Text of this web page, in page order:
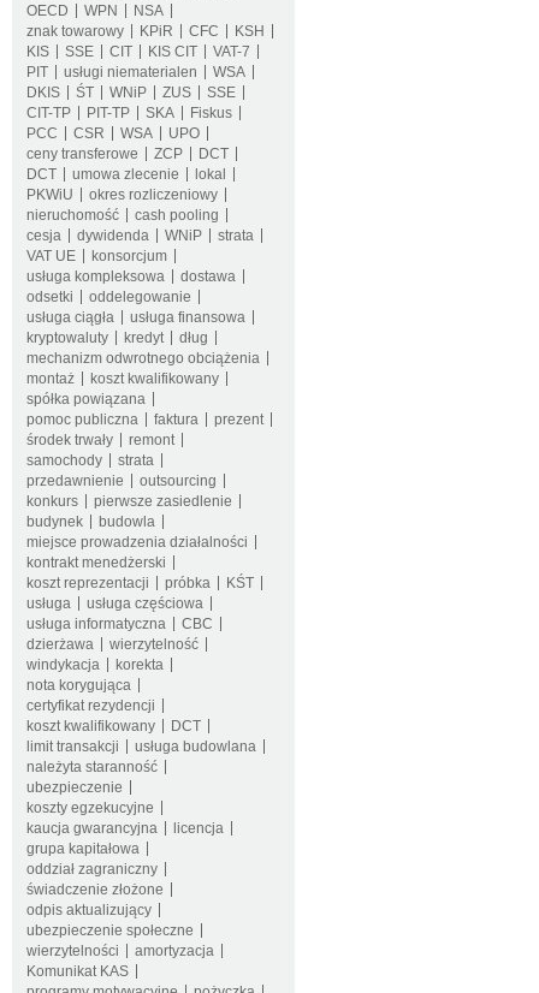
OECD
WPN
NSA
znak towarowy
KPiR CFC
KSH
KIS
SSE CIT KIS CIT
VAT-7
PIT
usługi niematerialen
WSA
DKIS
ŚT WNiP ZUS
SSE
CIT-TP
PIT-TP SKA
Fiskus
PCC
CSR WSA
UPO
ceny transferowe
ZCP
DCT
DCT
umowa zlecenie
lokal
PKWiU
okres rozliczeniowy
nieruchomość
cash pooling
cesja
dywidenda WNiP
strata
VAT UE
konsorcjum
usługa kompleksowa
dostawa
odsetki
oddelegowanie
usługa ciągła
usługa finansowa
kryptowaluty
kredyt
dług
mechanizm odwrotnego obciążenia
montaż
koszt kwalifikowany
spółka powiązana
pomoc publiczna
faktura
prezent
środek trwały
remont
samochody
strata
przedawnienie
outsourcing
konkurs
pierwsze zasiedlenie
budynek
budowla
miejsce prowadzenia działalności
kontrakt menedżerski
koszt reprezentacji
próbka
KŚT
usługa
usługa częściowa
usługa informatyczna
CBC
dzierżawa
wierzytelność
windykacja
korekta
nota korygująca
certyfikat rezydencji
koszt kwalifikowany
DCT
limit transakcji
usługa budowlana
należyta staranność
ubezpieczenie
koszty egzekucyjne
kaucja gwarancyjna
licencja
grupa kapitałowa
oddział zagraniczny
świadczenie złożone
odpis aktualizujący
ubezpieczenie społeczne
wierzytelności
amortyzacja
Komunikat KAS